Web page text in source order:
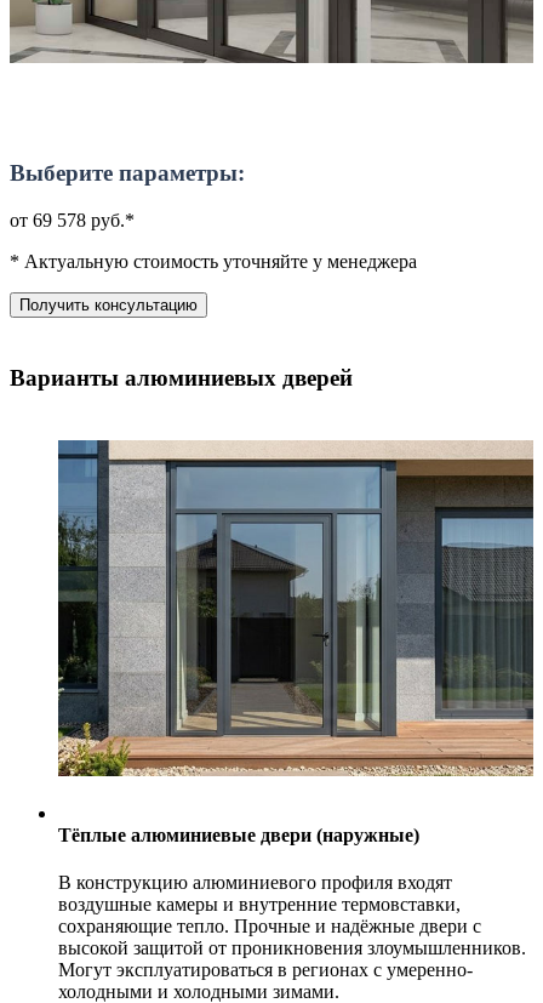
Выберите параметры:
от 69 578 руб.*
* Актуальную стоимость уточняйте у менеджера
Получить консультацию
Варианты алюминиевых дверей
Тёплые алюминиевые двери (наружные)
В конструкцию алюминиевого профиля входят
воздушные камеры и внутренние термовставки,
сохраняющие тепло. Прочные и надёжные двери с
высокой защитой от проникновения злоумышленников.
Могут эксплуатироваться в регионах с умеренно-
холодными и холодными зимами.